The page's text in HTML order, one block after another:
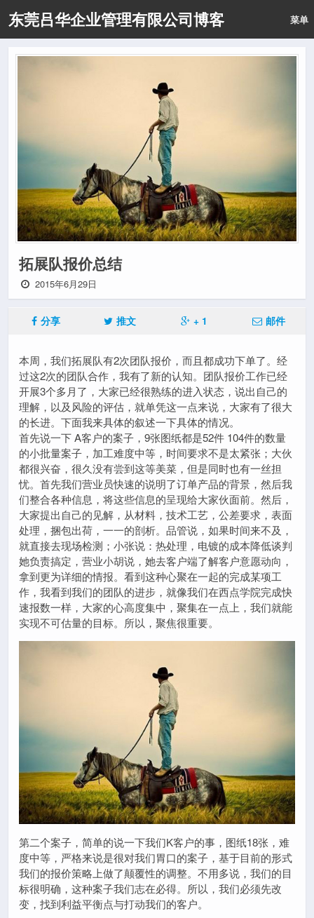
东莞吕华企业管理有限公司博客 菜单
拓展队报价总结
2015年6月29日
分享 推文 + 1 邮件
本周，我们拓展队有2次团队报价，而且都成功下单了。经
过这2次的团队合作，我有了新的认知。团队报价工作已经
开展3个多月了，大家已经很熟练的进入状态，说出自己的
理解，以及风险的评估，就单凭这一点来说，大家有了很大
的长进。下面我来具体的叙述一下具体的情况。
首先说一下 A客户的案子，9张图纸都是52件 104件的数量
的小批量案子，加工难度中等，时间要求不是太紧张；大伙
都很兴奋，很久没有尝到这等美菜，但是同时也有一丝担
忧。首先我们营业员快速的说明了订单产品的背景，然后我
们整合各种信息，将这些信息的呈现给大家伙面前。然后，
大家提出自己的见解，从材料，技术工艺，公差要求，表面
处理，捆包出荷，一一的剖析。品管说，如果时间来不及，
就直接去现场检测；小张说：热处理，电镀的成本降低谈判
她负责搞定，营业小胡说，她去客户端了解客户意愿动向，
拿到更为详细的情报。看到这种心聚在一起的完成某项工
作，我看到我们的团队的进步，就像我们在西点学院完成快
速报数一样，大家的心高度集中，聚集在一点上，我们就能
实现不可估量的目标。所以，聚焦很重要。
第二个案子，简单的说一下我们K客户的事，图纸18张，难
度中等，严格来说是很对我们胃口的案子，基于目前的形式
我们的报价策略上做了颠覆性的调整。不用多说，我们的目
标很明确，这种案子我们志在必得。所以，我们必须先改
变，找到利益平衡点与打动我们的客户。